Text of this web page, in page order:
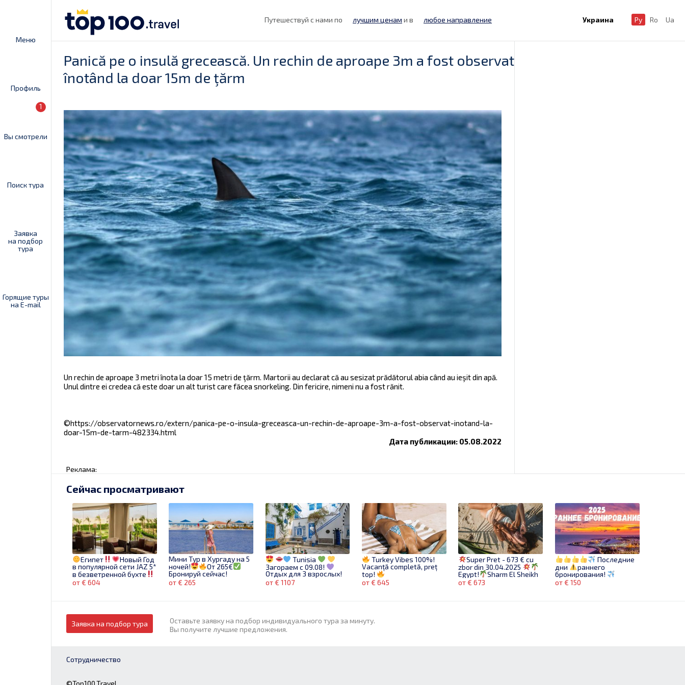
Меню
Профиль
Вы смотрели
1
Поиск тура
Заявка
на подбор
тура
Горящие туры
на E-mail
Путешествуй с нами по лучшим ценам и в любое направление Украина Ру Ro Ua
Panică pe o insulă grecească. Un rechin de aproape 3m a fost observat
înotând la doar 15m de ţărm
Un rechin de aproape 3 metri înota la doar 15 metri de ţărm. Martorii au declarat că au sesizat prădătorul abia când au ieşit din apă.
Unul dintre ei credea că este doar un alt turist care făcea snorkeling. Din fericire, nimeni nu a fost rănit.
©https://observatornews.ro/extern/panica-pe-o-insula-greceasca-un-rechin-de-aproape-3m-a-fost-observat-inotand-la-
doar-15m-de-tarm-482334.html
Дата публикации: 05.08.2022
Реклама:
Сейчас просматривают
Египет
Новый Год
в популярной сети JAZ 5*
в безветренной бухте
От 604€ *Гала ужин
от € 604
Мини Тур в Хургаду на 5
ночей!
От 265€
Бронируй сейчас!
от € 265
Tunisia
Загораем с 09.08!
Отдых для 3 взрослых!
14 ночей!
от € 1107
Turkey Vibes 100%!
Vacanță completă, preț
top!
от € 645
Super Pret - 673 € cu
zbor din 30.04.2025
Egypt!
Sharm El Sheikh
от € 673
Последние
дни
раннего
бронирования!
от € 150
ШВЕЙЦАРИЯ -
Заявка на подбор тура
Оставьте заявку на подбор индивидуального тура за минуту.
Вы получите лучшие предложения.
Сотрудничество
©Top100.Travel